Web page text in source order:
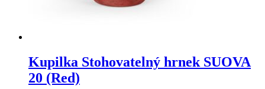
Kupilka Stohovatelný hrnek SUOVA
20 (Red)